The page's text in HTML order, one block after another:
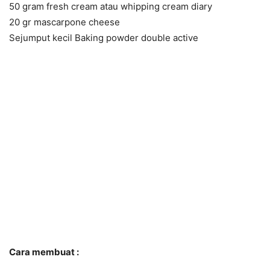
50 gram fresh cream atau whipping cream diary
20 gr mascarpone cheese
Sejumput kecil Baking powder double active
Cara membuat :